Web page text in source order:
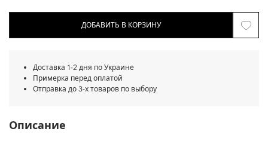
ДОБАВИТЬ В КОРЗИНУ
Доставка 1-2 дня по Украине
Примерка перед оплатой
Отправка до 3-х товаров по выбору
Описание